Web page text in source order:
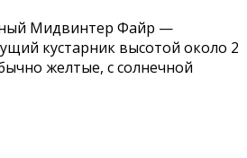
Мидвинтер Файр —
кустарник высотой около 2
желтые, с солнечной